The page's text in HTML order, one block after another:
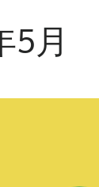
5月